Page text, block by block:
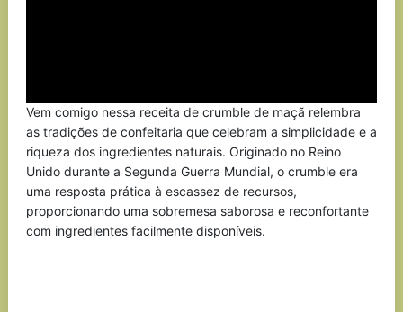
Vem comigo nessa receita de crumble de maçã relembra
as tradições de confeitaria que celebram a simplicidade e a
riqueza dos ingredientes naturais. Originado no Reino
Unido durante a Segunda Guerra Mundial, o crumble era
uma resposta prática à escassez de recursos,
proporcionando uma sobremesa saborosa e reconfortante
com ingredientes facilmente disponíveis.